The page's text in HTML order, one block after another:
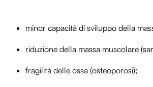
minor capacità di sviluppo della
riduzione della massa muscolare
fragilità delle ossa (osteoporosi);